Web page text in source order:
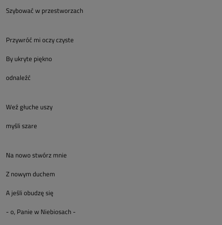
Szybować w przestworzach
Przywróć mi oczy czyste
By ukryte piękno
odnaleźć
Weź głuche uszy
myśli szare
Na nowo stwórz mnie
Z nowym duchem
A jeśli obudzę się
- o, Panie w Niebiosach -